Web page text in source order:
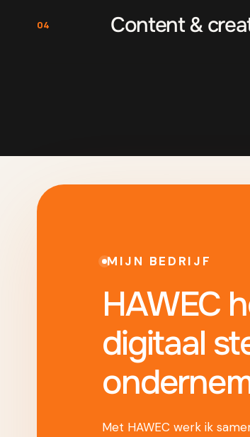
04 Content &
MIJN BEDRIJF
HAWEC
digitaal
Met HAWEC werk ik